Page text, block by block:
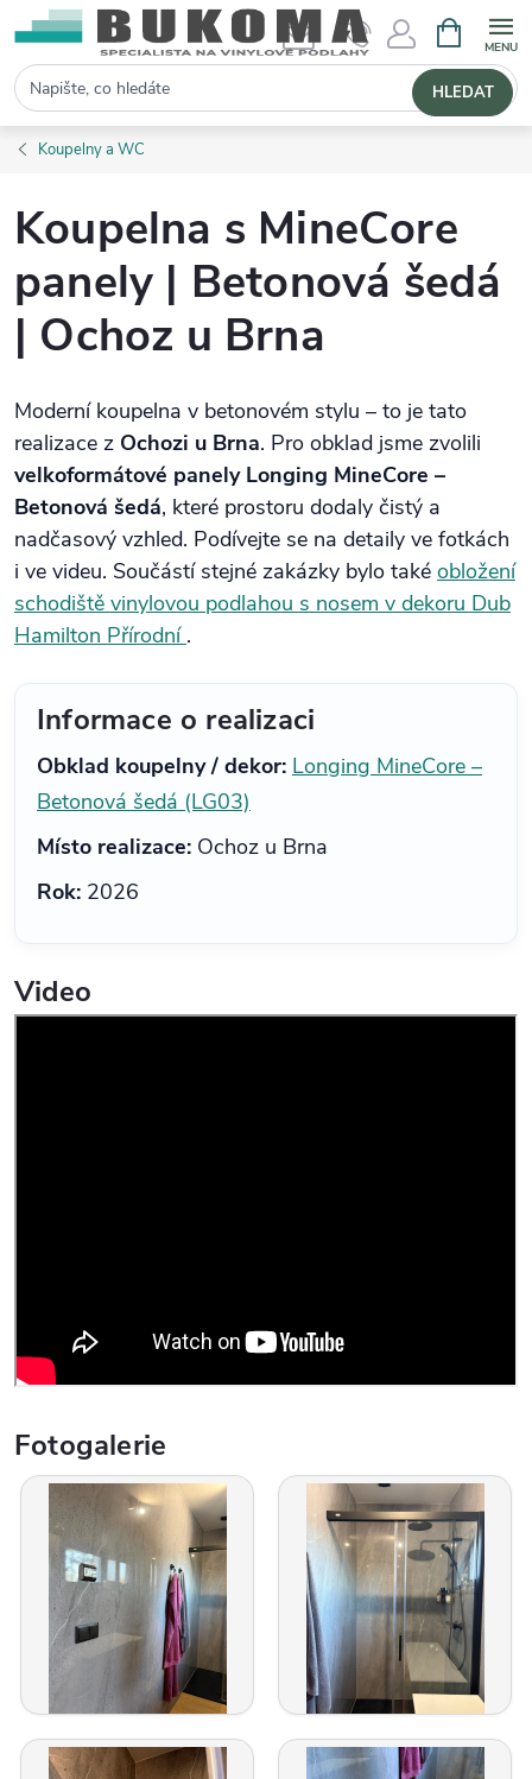
Hledat HLEDAT
Koupelny a WC
Koupelna s MineCore
panely | Betonová šedá
| Ochoz u Brna
Moderní koupelna v betonovém stylu – to je tato
realizace z Ochozi u Brna. Pro obklad jsme zvolili
velkoformátové panely Longing MineCore –
Betonová šedá, které prostoru dodaly čistý a
nadčasový vzhled. Podívejte se na detaily ve fotkách
i ve videu. Součástí stejné zakázky bylo také obložení
schodiště vinylovou podlahou s nosem v dekoru Dub
Hamilton Přírodní .
Informace o realizaci
Obklad koupelny / dekor: Longing MineCore –
Betonová šedá (LG03)
Místo realizace: Ochoz u Brna
Rok: 2026
Video
Fotogalerie